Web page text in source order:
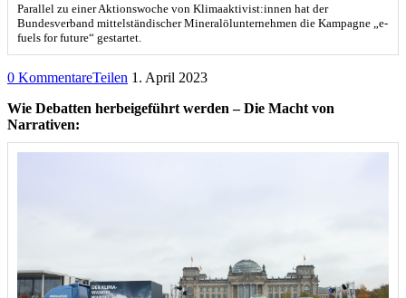
Parallel zu einer Aktionswoche von Klimaaktivist:innen hat der
Bundesverband mittelständischer Mineralölunternehmen die Kampagne „e-
fuels for future“ gestartet.
0 KommentareTeilen 1. April 2023
Wie Debatten herbeigeführt werden – Die Macht von
Narrativen: